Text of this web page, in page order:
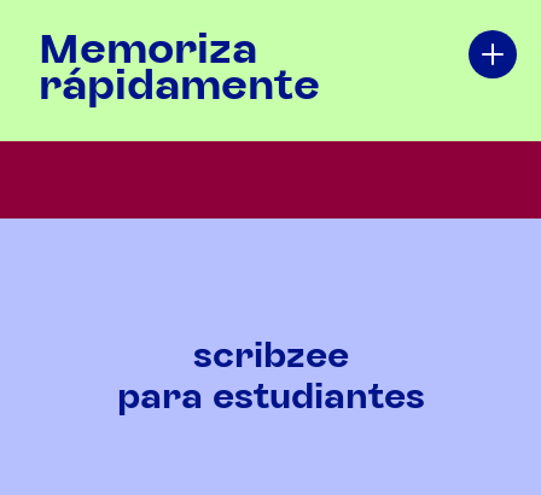
Memoriza
rápidamente
scribzee
para estudiantes